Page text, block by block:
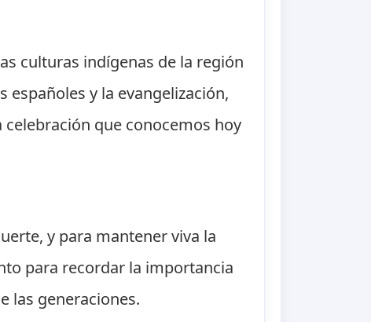
culturas indígenas de la región
españoles y la evangelización,
que conocemos hoy
y para mantener viva la
para recordar la importancia
las generaciones.